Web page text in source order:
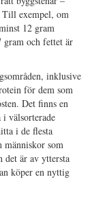
Till exempel, om
12 gram
gram och fettet är
inklusive
för dem som
Det finns en
välsorterade
i de flesta
som
det är av yttersta
köper en nyttig